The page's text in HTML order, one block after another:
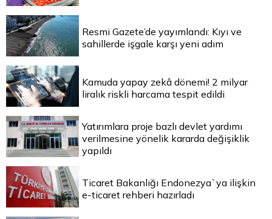
Resmi Gazete’de yayımlandı: Kıyı ve
sahillerde işgale karşı yeni adım
Kamuda yapay zekâ dönemi! 2 milyar
liralık riskli harcama tespit edildi
Yatırımlara proje bazlı devlet yardımı
verilmesine yönelik kararda değişiklik
yapıldı
Ticaret Bakanlığı Endonezya`ya ilişkin
e-ticaret rehberi hazırladı